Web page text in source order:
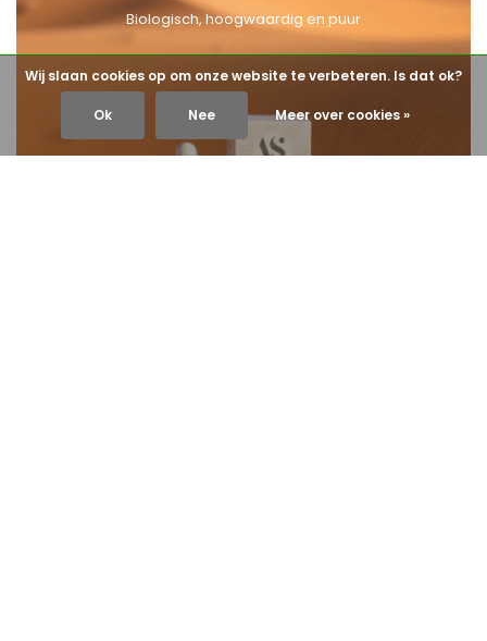
Biologisch, hoogwaardig en puur
Wij slaan cookies op om onze website te verbeteren. Is dat ok?
Ok Nee Meer over cookies »